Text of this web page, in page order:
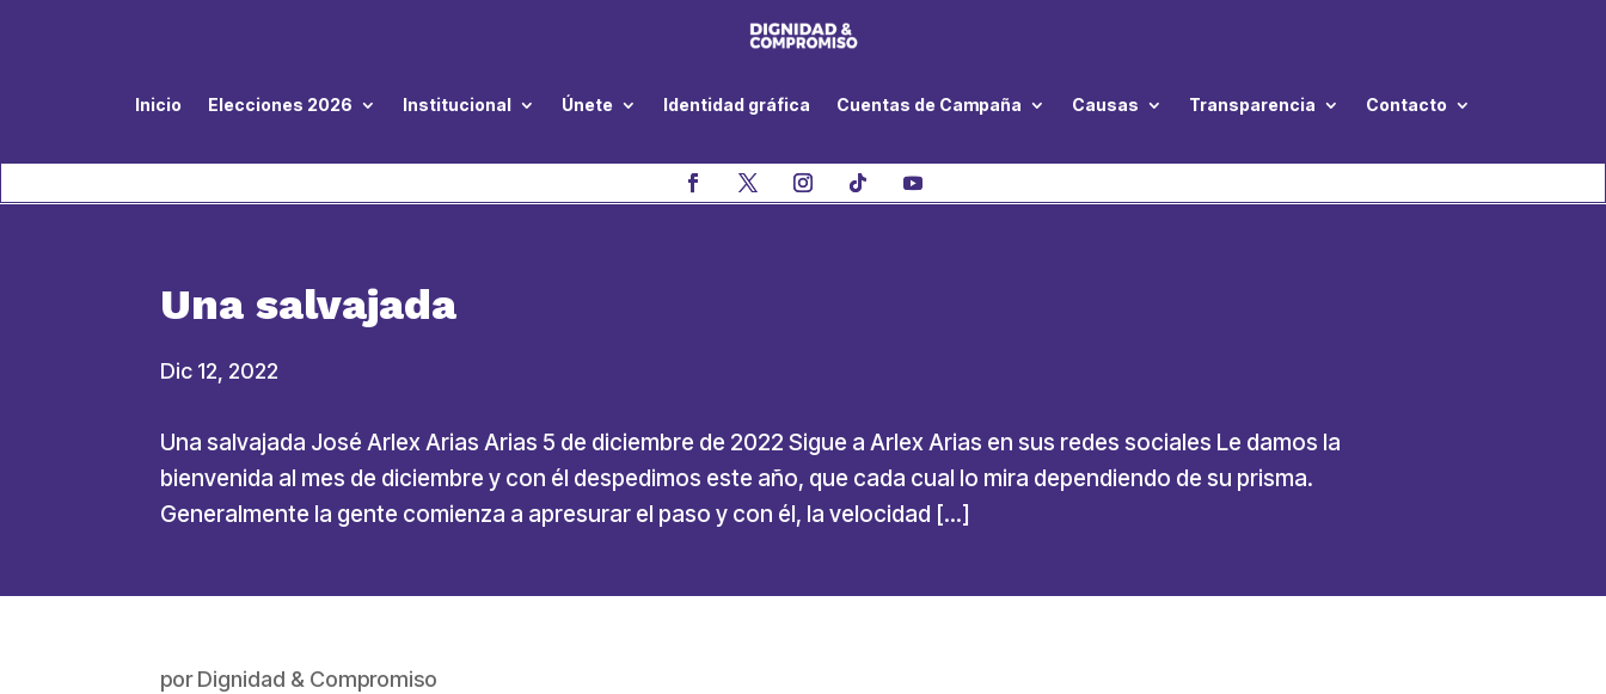
Inicio Elecciones 2026 Institucional Únete Identidad gráfica Cuentas de Campaña Causas Transparencia Contacto
Una salvajada
Dic 12, 2022
Una salvajada José Arlex Arias Arias 5 de diciembre de 2022 Sigue a Arlex Arias en sus redes sociales Le damos la
bienvenida al mes de diciembre y con él despedimos este año, que cada cual lo mira dependiendo de su prisma.
Generalmente la gente comienza a apresurar el paso y con él, la velocidad […]
porDignidad & Compromiso